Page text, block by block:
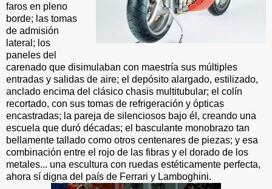
faros en pleno
borde; las tomas
de admisión
lateral; los
paneles del
carenado que disimulaban con maestría sus múltiples
entradas y salidas de aire; el depósito alargado, estilizado,
anclado encima del clásico chasis multitubular; el colín
recortado, con sus tomas de refrigeración y ópticas
encastradas; la pareja de silenciosos bajo él, creando una
escuela que duró décadas; el basculante monobrazo tan
bellamente tallado como otros centenares de piezas; y esa
combinación entre el rojo de las fibras y el dorado de los
metales... una escultura con ruedas estéticamente perfecta,
ahora sí digna del país de Ferrari y Lamboghini.